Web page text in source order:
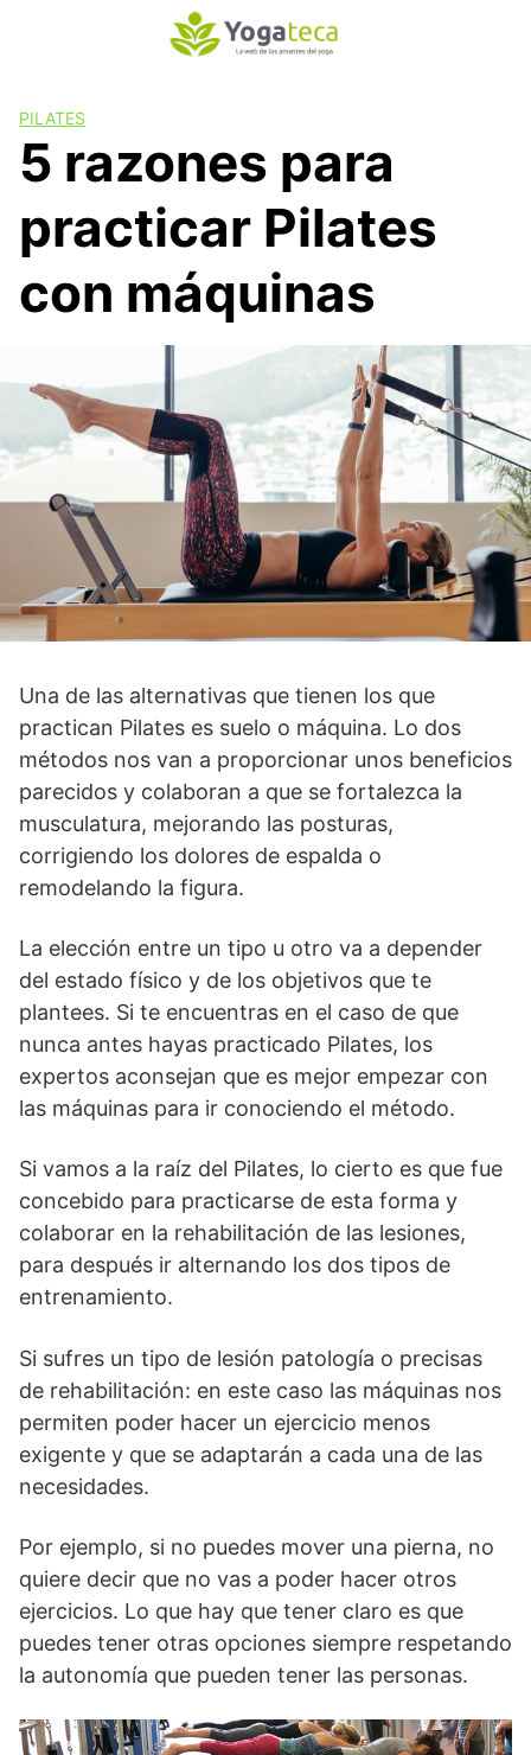
n
o
PILATES
5 razones para
practicar Pilates
con máquinas
Una de las alternativas que tienen los que
practican Pilates es suelo o máquina. Lo dos
métodos nos van a proporcionar unos beneficios
parecidos y colaboran a que se fortalezca la
musculatura, mejorando las posturas,
corrigiendo los dolores de espalda o
remodelando la figura.
La elección entre un tipo u otro va a depender
del estado físico y de los objetivos que te
plantees. Si te encuentras en el caso de que
nunca antes hayas practicado Pilates, los
expertos aconsejan que es mejor empezar con
las máquinas para ir conociendo el método.
Si vamos a la raíz del Pilates, lo cierto es que fue
concebido para practicarse de esta forma y
colaborar en la rehabilitación de las lesiones,
para después ir alternando los dos tipos de
entrenamiento.
Si sufres un tipo de lesión patología o precisas
de rehabilitación: en este caso las máquinas nos
permiten poder hacer un ejercicio menos
exigente y que se adaptarán a cada una de las
necesidades.
Por ejemplo, si no puedes mover una pierna, no
quiere decir que no vas a poder hacer otros
ejercicios. Lo que hay que tener claro es que
puedes tener otras opciones siempre respetando
la autonomía que pueden tener las personas.